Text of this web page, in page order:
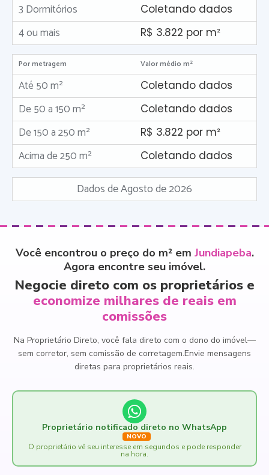
3 Dormitórios Coletando dados
4 ou mais R$ 3.822 por m²
Por metragem Valor médio m²
Até 50 m² Coletando dados
De 50 a 150 m² Coletando dados
De 150 a 250 m² R$ 3.822 por m²
Acima de 250 m² Coletando dados
Dados de Agosto de 2026
Você encontrou o preço do m² em Jundiapeba.
Agora encontre seu imóvel.
Negocie direto com os proprietários e
economize milhares de reais em
comissões
Na Proprietário Direto, você fala direto com o dono do imóvel—
sem corretor, sem comissão de corretagem.Envie mensagens
diretas para proprietários reais.
Proprietário notificado direto no WhatsApp
NOVO
O proprietário vê seu interesse em segundos e pode responder
na hora.